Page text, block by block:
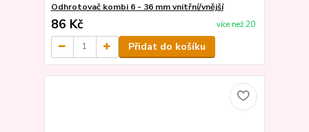
Odhrotovač kombi 6 - 36 mm vnitřní/vnější
86 Kč více než 20
Přidat do košíku